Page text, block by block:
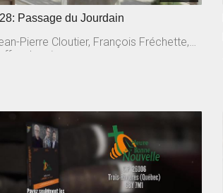
Passage du Jourdain
Pierre Cloutier, François Fréchette,
Laurin